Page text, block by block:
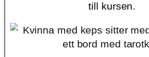
till kursen.